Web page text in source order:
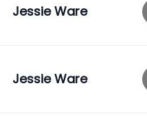
Jessie Ware
Jessie Ware